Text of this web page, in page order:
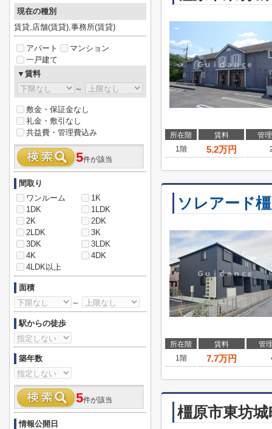
所在階 賃料
管
1階
5.2万円
ソレアード
所在階 賃料
管
1階
7.7万円
橿原市東坊
現在の種別
賃貸,店舗(賃貸),事務所(賃貸)
アパート
マンション
一戸建て
▼賃料
～
敷金・保証金なし
礼金・敷引なし
共益費・管理費込み
5件が該当
間取り
ワンルーム
1K
1DK
1LDK
2K
2DK
2LDK
3K
3DK
3LDK
4K
4DK
4LDK以上
面積
～
駅からの徒歩
築年数
5件が該当
情報公開日